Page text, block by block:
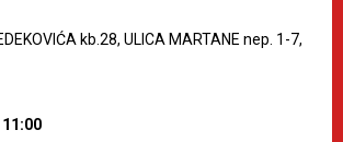
kb.28, ULICA MARTANE nep. 1-7,